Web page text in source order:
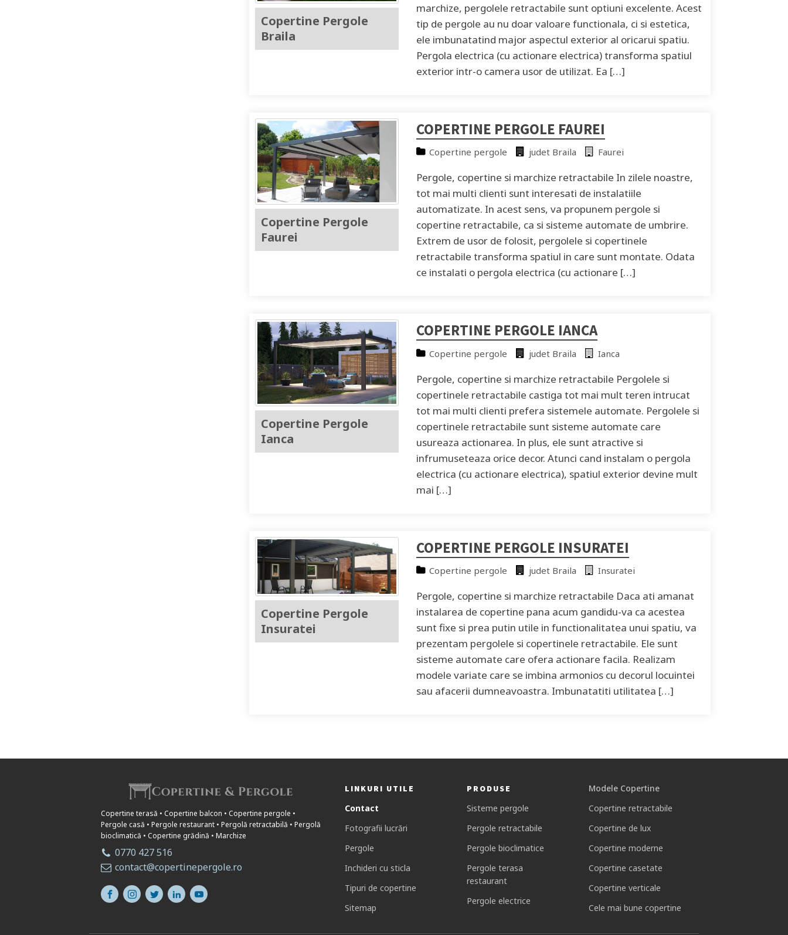
Copertine Pergole
Braila
marchize, pergolele retractabile sunt optiuni excelente. Acest
tip de pergole au nu doar valoare functionala, ci si estetica,
ele imbunatatind major aspectul exterior al oricarui spatiu.
Pergola electrica (cu actionare electrica) transforma spatiul
exterior intr-o camera usor de utilizat. Ea […]
Copertine Pergole
Faurei
COPERTINE PERGOLE FAUREI
Copertine pergole judet Braila Faurei
Pergole, copertine si marchize retractabile In zilele noastre,
tot mai multi clienti sunt interesati de instalatiile
automatizate. In acest sens, va propunem pergole si
copertine retractabile, ca si sisteme automate de umbrire.
Extrem de usor de folosit, pergolele si copertinele
retractabile transforma spatiul in care sunt montate. Odata
ce instalati o pergola electrica (cu actionare […]
Copertine Pergole
Ianca
COPERTINE PERGOLE IANCA
Copertine pergole judet Braila Ianca
Pergole, copertine si marchize retractabile Pergolele si
copertinele retractabile castiga tot mai mult teren intrucat
tot mai multi clienti prefera sistemele automate. Pergolele si
copertinele retractabile sunt sisteme automate care
usureaza actionarea. In plus, ele sunt atractive si
infrumuseteaza orice decor. Atunci cand instalam o pergola
electrica (cu actionare electrica), spatiul exterior devine mult
mai […]
Copertine Pergole
Insuratei
COPERTINE PERGOLE INSURATEI
Copertine pergole judet Braila Insuratei
Pergole, copertine si marchize retractabile Daca ati amanat
instalarea de copertine pana acum gandidu-va ca acestea
sunt fixe si prea putin utile in functionalitatea unui spatiu, va
prezentam pergolele si copertinele retractabile. Ele sunt
sisteme automate care ofera actionare facila. Realizam
modele variate care se imbina armonios cu decorul locuintei
sau afacerii dumneavoastra. Imbunatatiti utilitatea […]
Copertine terasă • Copertine balcon • Copertine pergole •
Pergole casă • Pergole restaurant • Pergolă retractabilă • Pergolă
bioclimatică • Copertine grădină • Marchize
0770 427 516
contact@copertinepergole.ro
LINKURI UTILE
Contact
Fotografii lucrări
Pergole
Inchideri cu sticla
Tipuri de copertine
Sitemap
PRODUSE
Sisteme pergole
Pergole retractabile
Pergole bioclimatice
Pergole terasa
restaurant
Pergole electrice
Modele Copertine
Copertine retractabile
Copertine de lux
Copertine moderne
Copertine casetate
Copertine verticale
Cele mai bune copertine